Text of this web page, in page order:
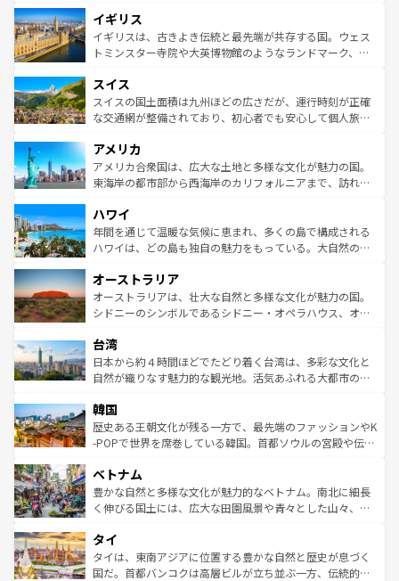
いる。シャンパンの発祥地であるランス、プロヴァンスの
香り高いラベンダー畑など、多彩な楽しみ方が可能だ。さ
らに、パリ以外の地域にも魅力が溢れており、どの街角に
れる地方に足を運ぶとそれぞれで全く異なる文化を体験で
きるだろう。 なお、新着のフランス情報はコンテンツ一覧
を参照してほしい。
顔を持つこの国は、どこを歩いても飽きることがない。ベ
ルリンの文化的活気、バイエルン州のアルプスの絶景、そ
してライン川沿いのワイン畑といった風景は必見。ビール
は、お酒好きな人にはぜひ体験してほしい。 なお、新着の
ドイツ情報はコンテンツ一覧を参照してほしい。
イギリス
イギリスは、古きよき伝統と最先端が共存する国。ウェス
トミンスター寺院や大英博物館のようなランドマーク、歴
リアごとに異なる魅力がある。また、優雅なアフタヌーン
ティー、ビール好きにはたまらない英国パブ、サッカー観
戦など、本場だからこそできる体験も豊富。イギリスを旅
ンツ一覧を参照してほしい。
スイス
スイスの国土面積は九州ほどの広さだが、運行時刻が正確
な交通網が整備されており、初心者でも安心して個人旅行
の建物がそのまま残る町や、スイスならではのユニークな
博物館もあり、アルプス観光だけでなく町歩きも満喫する
ことができる。国民の所得が高いため物価も高いが、旅行
ば市内交通費無料で観光を楽しむこともできる。 なお、新
着のスイス情報はコンテンツ一覧 を参照してほしい。
アメリカ
アメリカ合衆国は、広大な土地と多様な文化が魅力の国。
東海岸の都市部から西海岸のカリフォルニアまで、訪れる
のような巨大都市は、観光、ショッピング、エンターテイ
ンメントが詰まった刺激的なスポットだ。一方、アメリカ
西部には大自然が広がり、グランドキャニオンやイエロー
部のニューオーリンズでは、音楽と美食が融合した独特の
文化が魅力。旅行者はアメリカの各地域で異なる魅力を楽
しみながら、その多様性と豊かな歴史を感じることができ
ならではの贅沢な旅のスタイルだ。 なお、新着のアメリカ
情報はコンテンツ一覧を参照してほしい。
ハワイ
年間を通じて温暖な気候に恵まれ、多くの島で構成される
ハワイは、どの島も独自の魅力をもっている。大自然の神
ワイ島は見逃せない。また、定番の観光地といえばオアフ
島だが、静かな自然を求めるならマウイ島やカウアイ島が
おすすめ。エメラルドグリーンに輝く海をはじめ、豊かな
れるおもてなしの心で訪れる人々を迎えてくれるハワイの
人々、おいしいローカルフードやハワイアンミュージッ
ク、伝統的なフラダンスなど、すべてがハワイの魅力を彩
ワイを、存分に味わってほしい。 なお、新着のハワイ情報
はコンテンツ一覧を参照してほしい。
オーストラリア
オーストラリアは、壮大な自然と多様な文化が魅力の国。
シドニーのシンボルであるシドニー・オペラハウス、オー
リアリーフや大陸中央部にそびえるウルル（エアーズロッ
ク）、タスマニアの美しい原生林やケアンズの熱帯雨林な
ど、見どころがたくさん。また、カフェやワイン、オージ
いる。アクティビティも充実しており、サーフィンやダイ
ビング、ハイキングなど、アウトドア好きにはたまらな
い。オーストラリアの多彩な魅力を存分に味わいつくそ
参照してほしい。
台湾
日本から約４時間ほどでたどり着く台湾は、多彩な文化と
自然が織りなす魅力的な観光地。活気あふれる大都市の台
ン）、静ひつな山岳地帯である台湾東部など、都市の喧騒
と山間の静けさが共存しており、訪れる人に新しい発見と
驚きをもたらしてくれる。また、奥深い台湾の食文化も魅
容にもいいと評判のスイーツなど、バラエティ豊かな料理
が味わえる。 なお、新着の台湾情報は コンテンツ一覧を参
照してほしい。
韓国
歴史ある王朝文化が残る一方で、最先端のファッションやK
-POPで世界を席巻している韓国。首都ソウルの宮殿や伝統
き、地方に足を延ばせば四季折々の自然美を楽しむことが
できる。そして、キムチや焼肉、絶品のストリートフード
まで、さまざまな韓国料理が待っている。夜には、韓国な
リティに包まれながら、韓国の多彩な魅力を心ゆくまで味
わってみてほしい。 なお、新着の韓国情報はコンテンツ一
覧を参照してほしい。
ベトナム
豊かな自然と多様な文化が魅力的なベトナム。南北に細長
く伸びる国土には、広大な田園風景や青々とした山々、世
急速な発展と共に伝統が息づく。ハノイの古い町並みやホ
ーチミン市のフランス統治時代の建物も、独特の雰囲気を
醸し出している。また、バラエティの豊かさとおいしさで
タイ
タイは、東南アジアに位置する豊かな自然と歴史が息づく
国だ。首都バンコクは高層ビルが立ち並ぶ一方、伝統的な